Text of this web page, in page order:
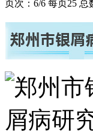
页次：6/6 每页25